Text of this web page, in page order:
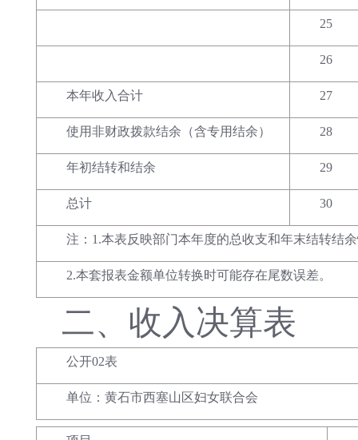
25
26
本年收入合计 27
使用非财政拨款结余（含专用结余） 28
年初结转和结余 29
总计 30
注：1.本表反映部门本年度的总收支和年末结转结
2.本套报表金额单位转换时可能存在尾数误差。
二、 收入决算表
公开02表
单位：黄石市西塞山区妇女联合会